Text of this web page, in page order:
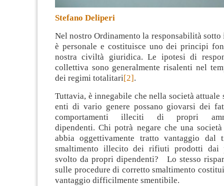
Stefano Deliperi
Nel nostro Ordinamento la responsabilità
è personale e costituisce uno dei principi
nostra civiltà giuridica. Le ipotesi di
collettiva sono generalmente risalenti nel
dei regimi totalitari[2].
Tuttavia, è innegabile che nella società attuale
enti di vario genere possano giovarsi dei
comportamenti illeciti di propri
dipendenti. Chi potrà negare che una
abbia oggettivamente tratto vantaggio dal
smaltimento illecito dei rifiuti prodotti dai
svolto da propri dipendenti? Lo stesso
sulle procedure di corretto smaltimento
vantaggio difficilmente smentibile.